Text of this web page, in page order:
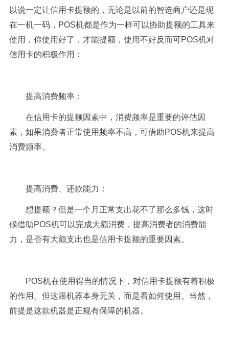
以说一定让信用卡提额的，无论是以前的智选商户还是现
在一机一码，POS机都是作为一样可以协助提额的工具来
使用，你使用好了，才能提额，使用不好反而可POS机对
信用卡的积极作用：
提高消费频率：
在信用卡的提额因素中，消费频率是重要的评估因
素，如果消费者正常使用频率不高，可借助POS机来提高
消费频率。
提高消费、还款能力：
想提额？但是一个月正常支出花不了那么多钱，这时
候借助POS机可以完成大额消费，提高消费者的消费能
力，是否有大额支出也是信用卡提额的重要因素。
POS机在使用得当的情况下，对信用卡提额有着积极
的作用。但这跟机器本身无关，而是看如何使用。当然，
前提是这款机器是正规有保障的机器。